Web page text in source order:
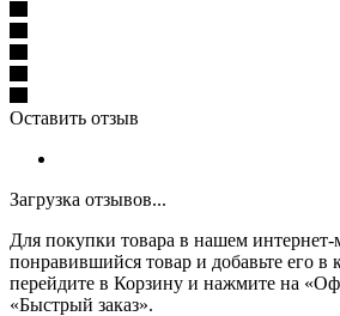
Оставить отзыв
Загрузка отзывов...
Для покупки товара в нашем интернет-
понравившийся товар и добавьте его в
перейдите в Корзину и нажмите на
«Быстрый заказ».